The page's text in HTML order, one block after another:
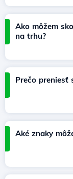
Ako môžem
na trhu?
Prečo preniesť
Aké znaky